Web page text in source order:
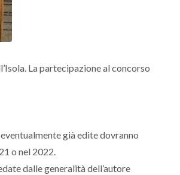
La partecipazione al concorso
già edite dovranno
o nel 2022.
dalle generalità dell’autore